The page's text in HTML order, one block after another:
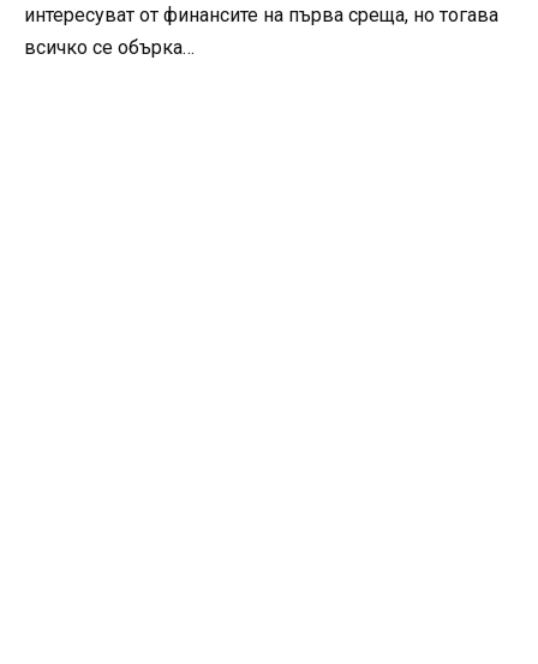
интересуват от финансите на първа среща, но тогава
всичко се обърка…